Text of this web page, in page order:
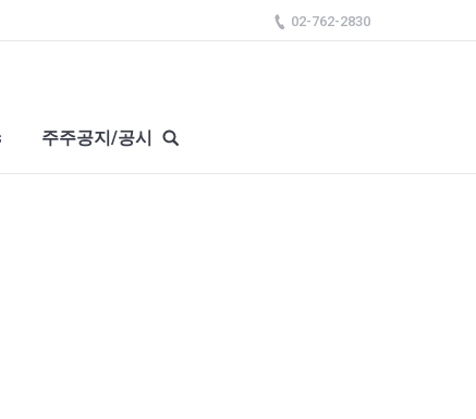
02-762-2830
주주공지/공시